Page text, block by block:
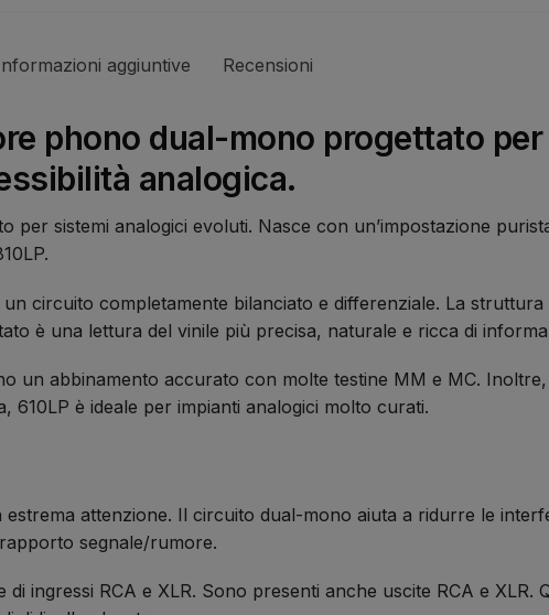
aggiuntive Recensioni
phono dual-mono progettato
analogica.
per sistemi analogici evoluti. Nasce con un’impostazione
un circuito completamente bilanciato e differenziale. La
è una lettura del vinile più precisa, naturale e ricca di
un abbinamento accurato con molte testine MM e MC.
610LP è ideale per impianti analogici molto curati.
attenzione. Il circuito dual-mono aiuta a ridurre le
segnale/rumore.
di ingressi RCA e XLR. Sono presenti anche uscite RCA e XLR.